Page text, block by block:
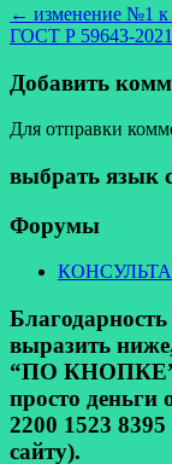
← изменение №1
ГОСТ Р 59643-2021
Добавить
Для отправки
выбрать язык
Форумы
выразить
“ПО
просто деньги
2200 1523
сайту).